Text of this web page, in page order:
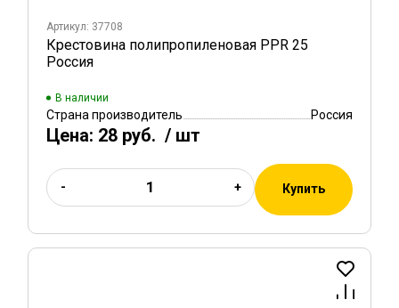
Артикул: 37708
Крестовина полипропиленовая PPR 25
Россия
В наличии
Страна производитель Россия
Цена: 28 руб. / шт
- + Купить